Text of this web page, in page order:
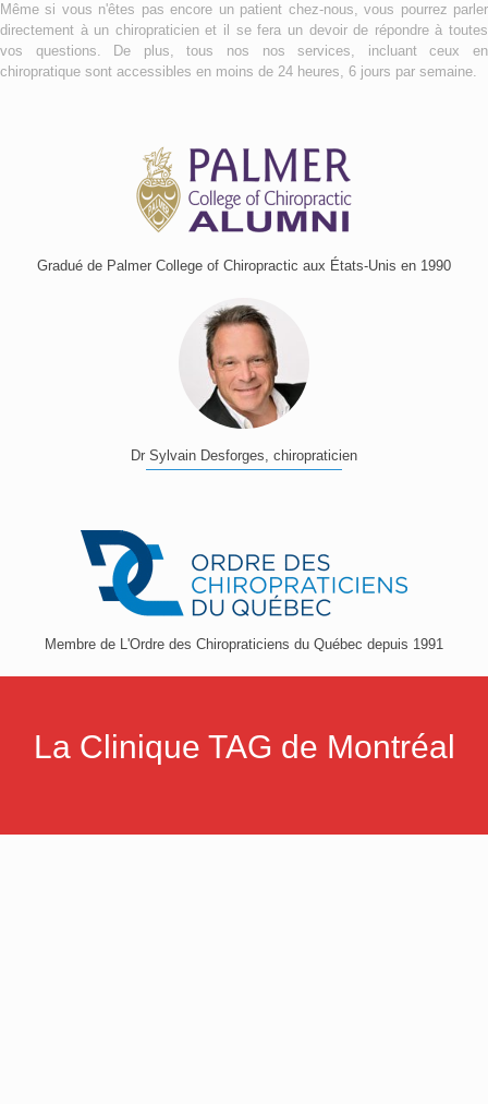
Même si vous n'êtes pas encore un patient chez-nous, vous pourrez parler
directement à un chiropraticien et il se fera un devoir de répondre à toutes
vos questions. De plus, tous nos nos services, incluant ceux en
chiropratique sont accessibles en moins de 24 heures, 6 jours par semaine.
Gradué de Palmer College of Chiropractic aux États-Unis en 1990
Dr Sylvain Desforges, chiropraticien
Membre de L'Ordre des Chiropraticiens du Québec depuis 1991
La Clinique TAG de Montréal